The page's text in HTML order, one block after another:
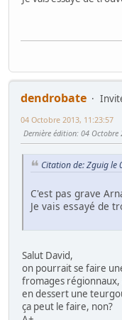
dendrobate
04 Octobre 2013, 11:23:57
Dernière édition: 04 Octobre
Citation de: Zguig le
C'est pas grave
Je vais essayé de
Salut David,
on pourrait se faire
fromages régionnaux,
en dessert une
ça peut le faire, non?